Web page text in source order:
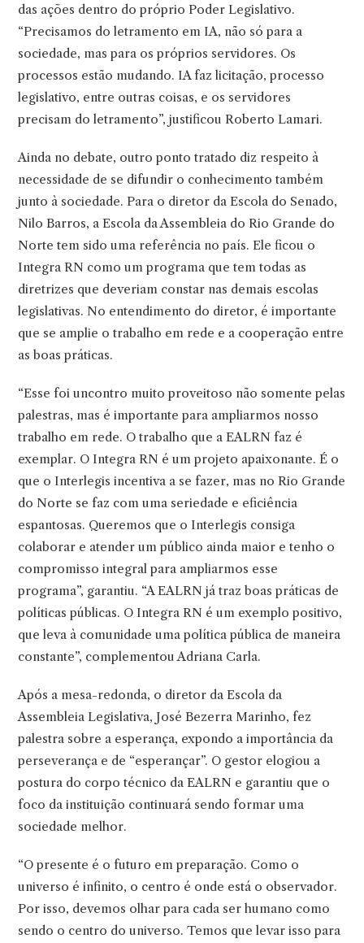
das ações dentro do próprio Poder Legislativo.
“Precisamos do letramento em IA, não só para a
sociedade, mas para os próprios servidores. Os
processos estão mudando. IA faz licitação, processo
legislativo, entre outras coisas, e os servidores
precisam do letramento”, justificou Roberto Lamari.
Ainda no debate, outro ponto tratado diz respeito à
necessidade de se difundir o conhecimento também
junto à sociedade. Para o diretor da Escola do Senado,
Nilo Barros, a Escola da Assembleia do Rio Grande do
Norte tem sido uma referência no país. Ele ficou o
Integra RN como um programa que tem todas as
diretrizes que deveriam constar nas demais escolas
legislativas. No entendimento do diretor, é importante
que se amplie o trabalho em rede e a cooperação entre
as boas práticas.
“Esse foi uncontro muito proveitoso não somente pelas
palestras, mas é importante para ampliarmos nosso
trabalho em rede. O trabalho que a EALRN faz é
exemplar. O Integra RN é um projeto apaixonante. É o
que o Interlegis incentiva a se fazer, mas no Rio Grande
do Norte se faz com uma seriedade e eficiência
espantosas. Queremos que o Interlegis consiga
colaborar e atender um público ainda maior e tenho o
compromisso integral para ampliarmos esse
programa”, garantiu. “A EALRN já traz boas práticas de
políticas públicas. O Integra RN é um exemplo positivo,
que leva à comunidade uma política pública de maneira
constante”, complementou Adriana Carla.
Após a mesa-redonda, o diretor da Escola da
Assembleia Legislativa, José Bezerra Marinho, fez
palestra sobre a esperança, expondo a importância da
perseverança e de “esperançar”. O gestor elogiou a
postura do corpo técnico da EALRN e garantiu que o
foco da instituição continuará sendo formar uma
sociedade melhor.
“O presente é o futuro em preparação. Como o
universo é infinito, o centro é onde está o observador.
Por isso, devemos olhar para cada ser humano como
sendo o centro do universo. Temos que levar isso para